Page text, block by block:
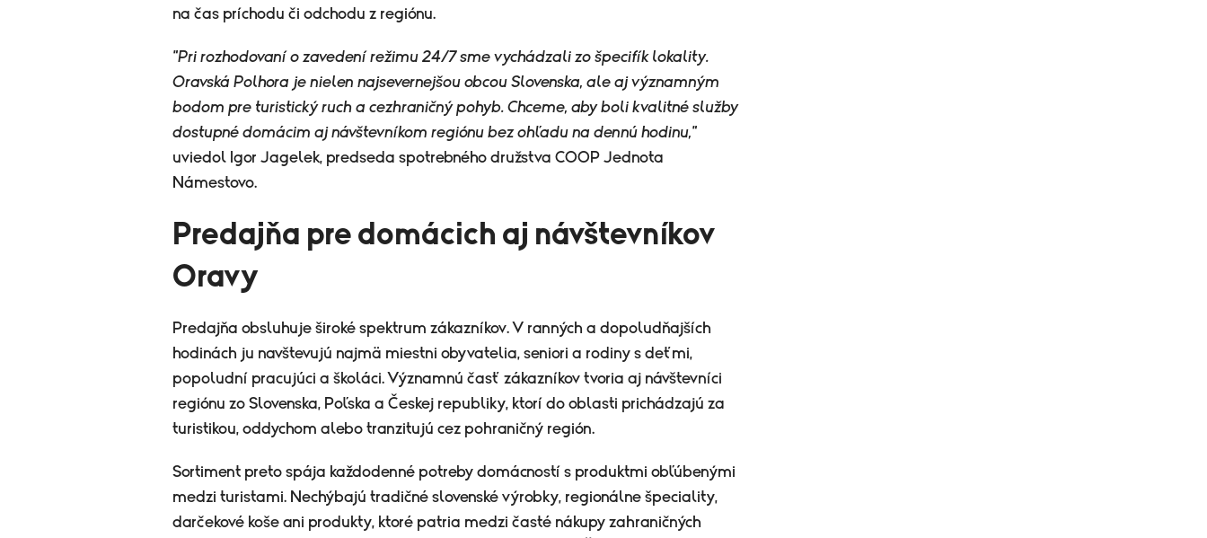
na čas príchodu či odchodu z regiónu.
"Pri rozhodovaní o zavedení režimu 24/7 sme vychádzali zo špecifík lokality.
Oravská Polhora je nielen najsevernejšou obcou Slovenska, ale aj významným
bodom pre turistický ruch a cezhraničný pohyb. Chceme, aby boli kvalitné služby
dostupné domácim aj návštevníkom regiónu bez ohľadu na dennú hodinu,"
uviedol Igor Jagelek, predseda spotrebného družstva COOP Jednota
Námestovo.
Predajňa pre domácich aj návštevníkov
Oravy
Predajňa obsluhuje široké spektrum zákazníkov. V ranných a dopoludňajších
hodinách ju navštevujú najmä miestni obyvatelia, seniori a rodiny s deťmi,
popoludní pracujúci a školáci. Významnú časť zákazníkov tvoria aj návštevníci
regiónu zo Slovenska, Poľska a Českej republiky, ktorí do oblasti prichádzajú za
turistikou, oddychom alebo tranzitujú cez pohraničný región.
Sortiment preto spája každodenné potreby domácností s produktmi obľúbenými
medzi turistami. Nechýbajú tradičné slovenské výrobky, regionálne špeciality,
darčekové koše ani produkty, ktoré patria medzi časté nákupy zahraničných